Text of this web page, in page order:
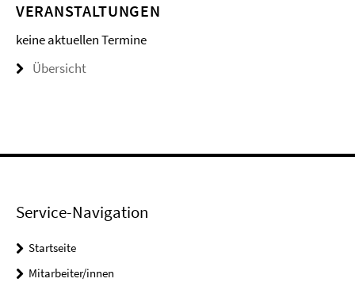
VERANSTALTUNGEN
keine aktuellen Termine
Übersicht
Service-Navigation
Startseite
Mitarbeiter/innen